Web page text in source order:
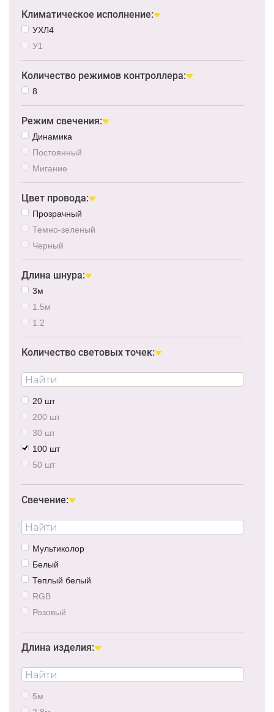
Климатическое исполнение:
УХЛ4
У1
Количество режимов контроллера:
8
Режим свечения:
Динамика
Постоянный
Мигание
Цвет провода:
Прозрачный
Темно-зеленый
Черный
Длина шнура:
3м
1.5м
1.2
Количество световых точек:
20 шт
200 шт
30 шт
100 шт
50 шт
10 шт
300 шт
Свечение:
Мультиколор
Белый
Теплый белый
RGB
Розовый
Зеленый
Длина изделия:
5м